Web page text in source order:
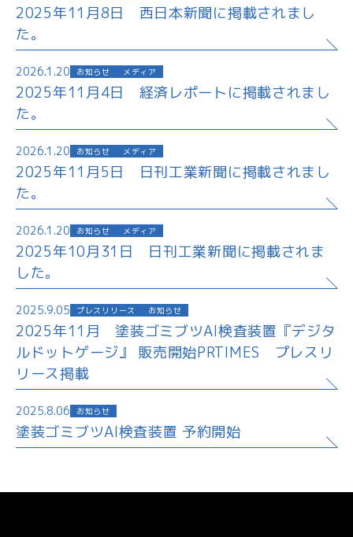
2025年11月8日 西日本新聞に掲載されまし
た。
2026.1.20 お知らせ メディア
2025年11月4日 経済レポートに掲載されまし
た。
2026.1.20 お知らせ メディア
2025年11月5日 日刊工業新聞に掲載されまし
た。
2026.1.20 お知らせ メディア
2025年10月31日 日刊工業新聞に掲載されま
した。
2025.9.05 プレスリリース お知らせ
2025年11月 塗装ゴミブツAI検査装置『デジタ
ルドットゲージ』 販売開始PRTIMES プレスリ
リース掲載
2025.8.06 お知らせ
塗装ゴミブツAI検査装置 予約開始